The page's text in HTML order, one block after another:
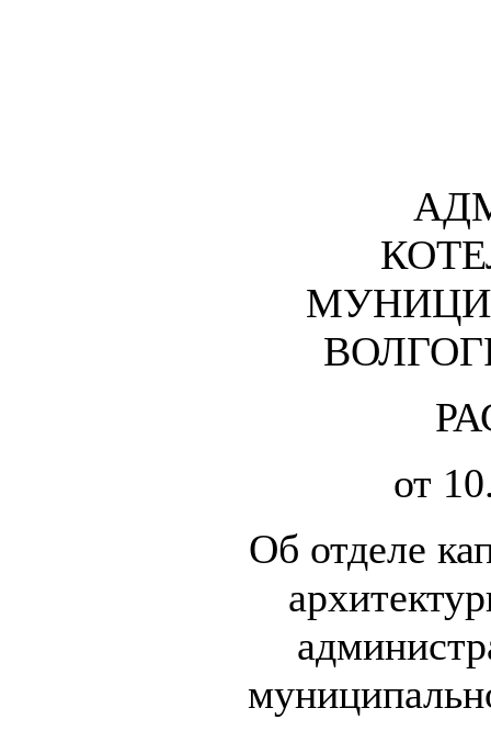
от
Об отделе